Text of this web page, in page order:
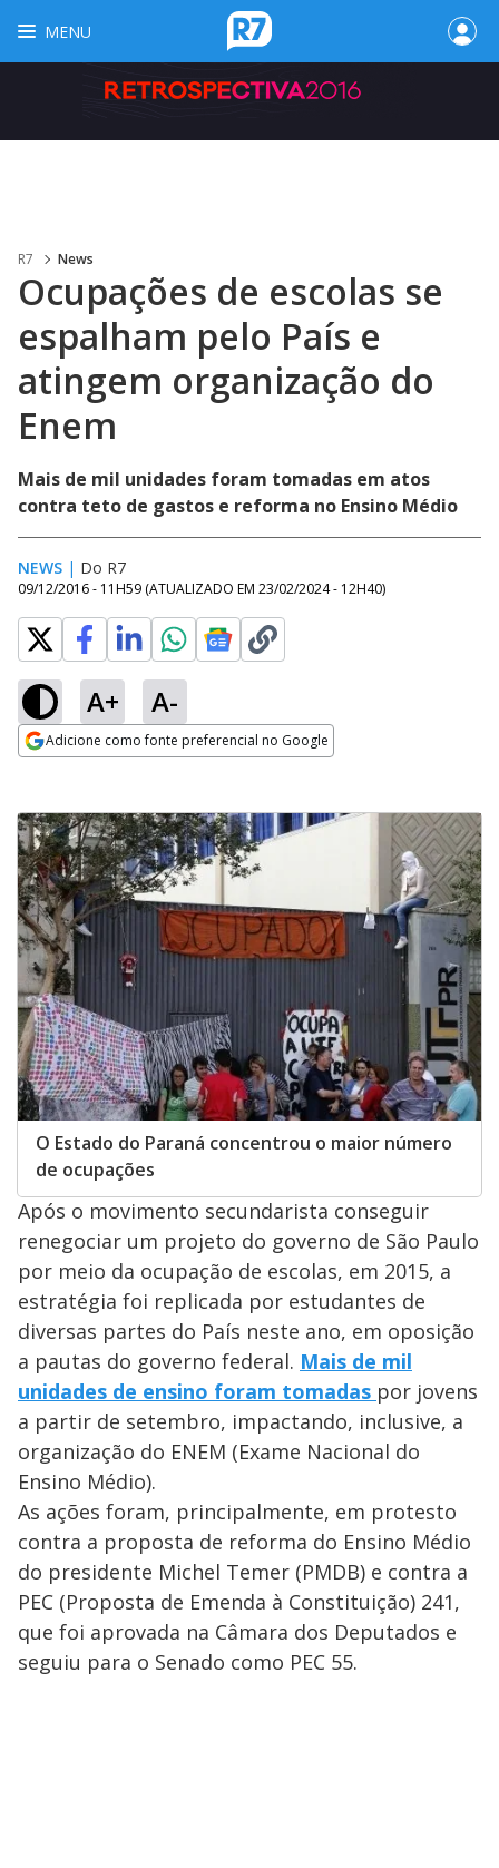
MENU
R7 News
Ocupações de escolas se
espalham pelo País e
atingem organização do
Enem
Mais de mil unidades foram tomadas em atos
contra teto de gastos e reforma no Ensino Médio
NEWS | Do R7
09/12/2016 - 11H59 (ATUALIZADO EM 23/02/2024 - 12H40)
A+ A-
Adicione como fonte preferencial no Google
O Estado do Paraná concentrou o maior número
de ocupações
Após o movimento secundarista conseguir
renegociar um projeto do governo de São Paulo
por meio da ocupação de escolas, em 2015, a
estratégia foi replicada por estudantes de
diversas partes do País neste ano, em oposição
a pautas do governo federal. Mais de mil
unidades de ensino foram tomadas por jovens
a partir de setembro, impactando, inclusive, a
organização do ENEM (Exame Nacional do
Ensino Médio).
As ações foram, principalmente, em protesto
contra a proposta de reforma do Ensino Médio
do presidente Michel Temer (PMDB) e contra a
PEC (Proposta de Emenda à Constituição) 241,
que foi aprovada na Câmara dos Deputados e
seguiu para o Senado como PEC 55.